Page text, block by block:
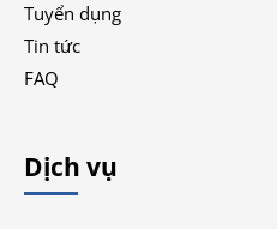
Tuyển dụng
Tin tức
FAQ
Dịch vụ